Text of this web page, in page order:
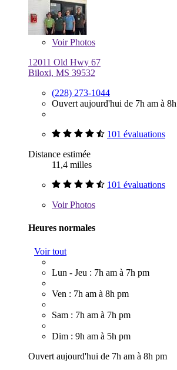
VoirPhotos
12011 Old Hwy 67
Biloxi, MS 39532
(228) 273-1044
Ouvert aujourd'hui de 7h am à
101 évaluations
Distance estimée
11,4 milles
101 évaluations
VoirPhotos
Heures normales
Voir tout
Lun - Jeu : 7h am à 7h pm
Ven : 7h am à 8h pm
Sam : 7h am à 7h pm
Dim : 9h am à 5h pm
Ouvert aujourd'hui de 7h am à 8h pm